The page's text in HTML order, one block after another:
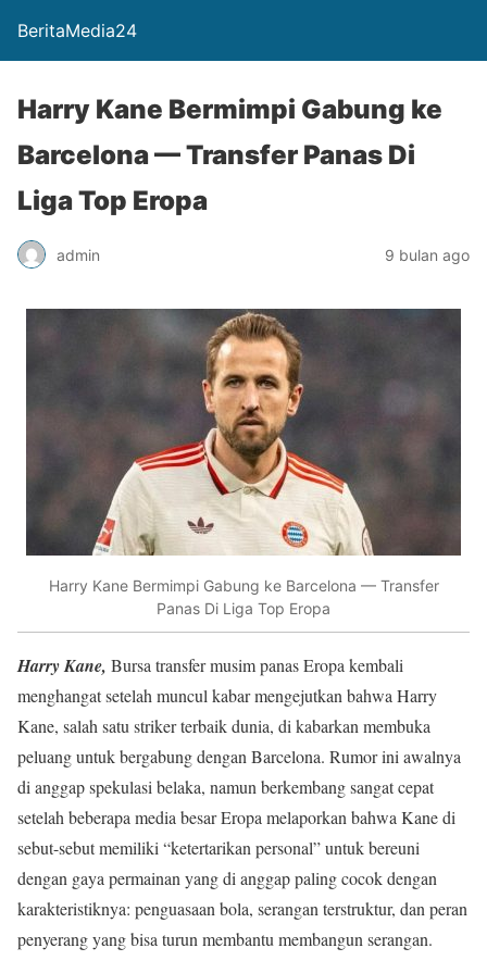
BeritaMedia24
Harry Kane Bermimpi Gabung ke
Barcelona — Transfer Panas Di
Liga Top Eropa
admin 9 bulan ago
Harry Kane Bermimpi Gabung ke Barcelona — Transfer
Panas Di Liga Top Eropa
Harry Kane, Bursa transfer musim panas Eropa kembali
menghangat setelah muncul kabar mengejutkan bahwa Harry
Kane, salah satu striker terbaik dunia, di kabarkan membuka
peluang untuk bergabung dengan Barcelona. Rumor ini awalnya
di anggap spekulasi belaka, namun berkembang sangat cepat
setelah beberapa media besar Eropa melaporkan bahwa Kane di
sebut-sebut memiliki “ketertarikan personal” untuk bereuni
dengan gaya permainan yang di anggap paling cocok dengan
karakteristiknya: penguasaan bola, serangan terstruktur, dan peran
penyerang yang bisa turun membantu membangun serangan.